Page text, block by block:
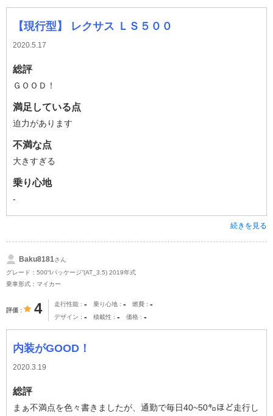
【現行型】 レクサス ＬＳ５００
2020.5.17
総評
ＧＯＯＤ！
満足している点
迫力があります
不満な点
大きすぎる
乗り心地
-
続きを見る
Baku8181さん
グレード：500“Iパッケージ”(AT_3.5) 2019年式
乗車形式：マイカー
評価 4 走行性能 - 乗り心地 - 燃費 -
デザイン - 積載性 - 価格 -
内装がGOOD！
2020.3.19
総評
まぁ不満点を色々書きましたが、通勤で毎日40~50㌔ほど走行し